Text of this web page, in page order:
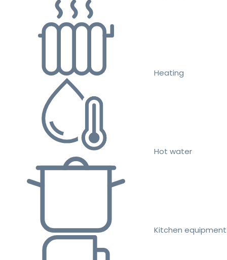
Heating
Hot water
Kitchen equipment